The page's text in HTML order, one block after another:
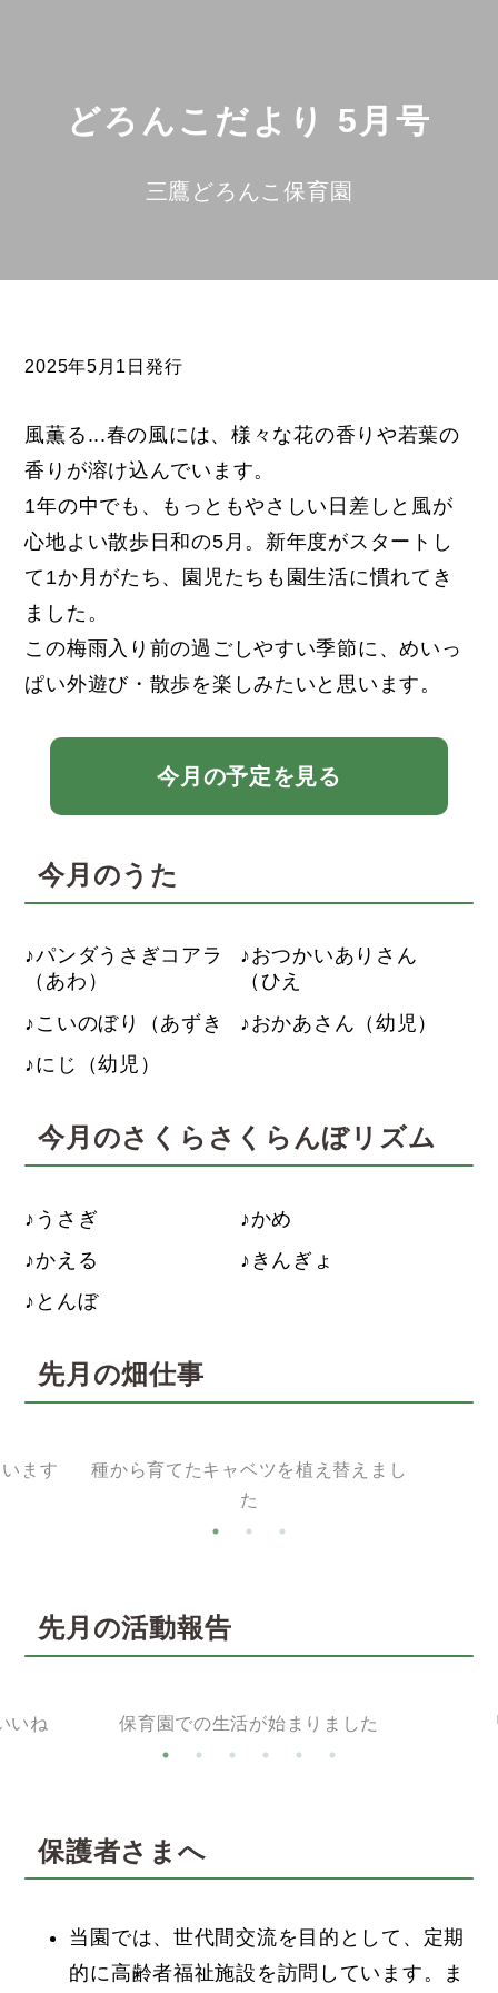
どろんこだより 5月号
三鷹どろんこ保育園
2025年5月1日発行
風薫る...春の風には、様々な花の香りや若葉の
香りが溶け込んでいます。
1年の中でも、もっともやさしい日差しと風が
心地よい散歩日和の5月。新年度がスタートし
て1か月がたち、園児たちも園生活に慣れてき
ました。
この梅雨入り前の過ごしやすい季節に、めいっ
ぱい外遊び・散歩を楽しみたいと思います。
今月の予定を見る
今月のうた
パンダうさぎコアラ
（あわ）
おつかいありさん
（ひえ
こいのぼり（あずき
おかあさん（幼児）
にじ（幼児）
今月のさくらさくらんぼリズム
うさぎ
かめ
かえる
きんぎょ
とんぼ
先月の畑仕事
ます
種から育てたキャベツを植え替えまし
た
先月の活動報告
いね 保育園での生活が始まりました
保護者さまへ
当園では、世代間交流を目的として、定期
的に高齢者福祉施設を訪問しています。ま